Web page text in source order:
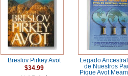
Breslov Pirkey Avot
$34.99
Legado
de Nuestros
Pique Avot